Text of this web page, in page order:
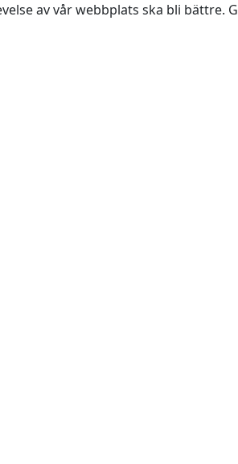
av vår webbplats ska bli bättre.